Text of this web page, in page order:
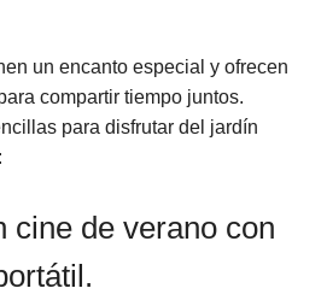
un encanto especial y ofrecen
compartir tiempo juntos.
para disfrutar del jardín
cine de verano con